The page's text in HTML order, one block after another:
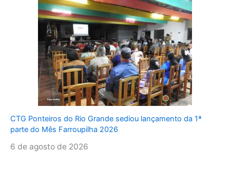
CTG Ponteiros do Rio Grande sediou lançamento da 1ª
parte do Mês Farroupilha 2026
6 de agosto de 2026